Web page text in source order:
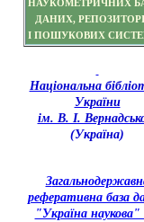
НАУКОМЕТРИЧНИХ
ДАНИХ,
І ПОШУКОВИХ
Національна
України
ім. В. І.
(Україна)
З
реферативна база
"Україна